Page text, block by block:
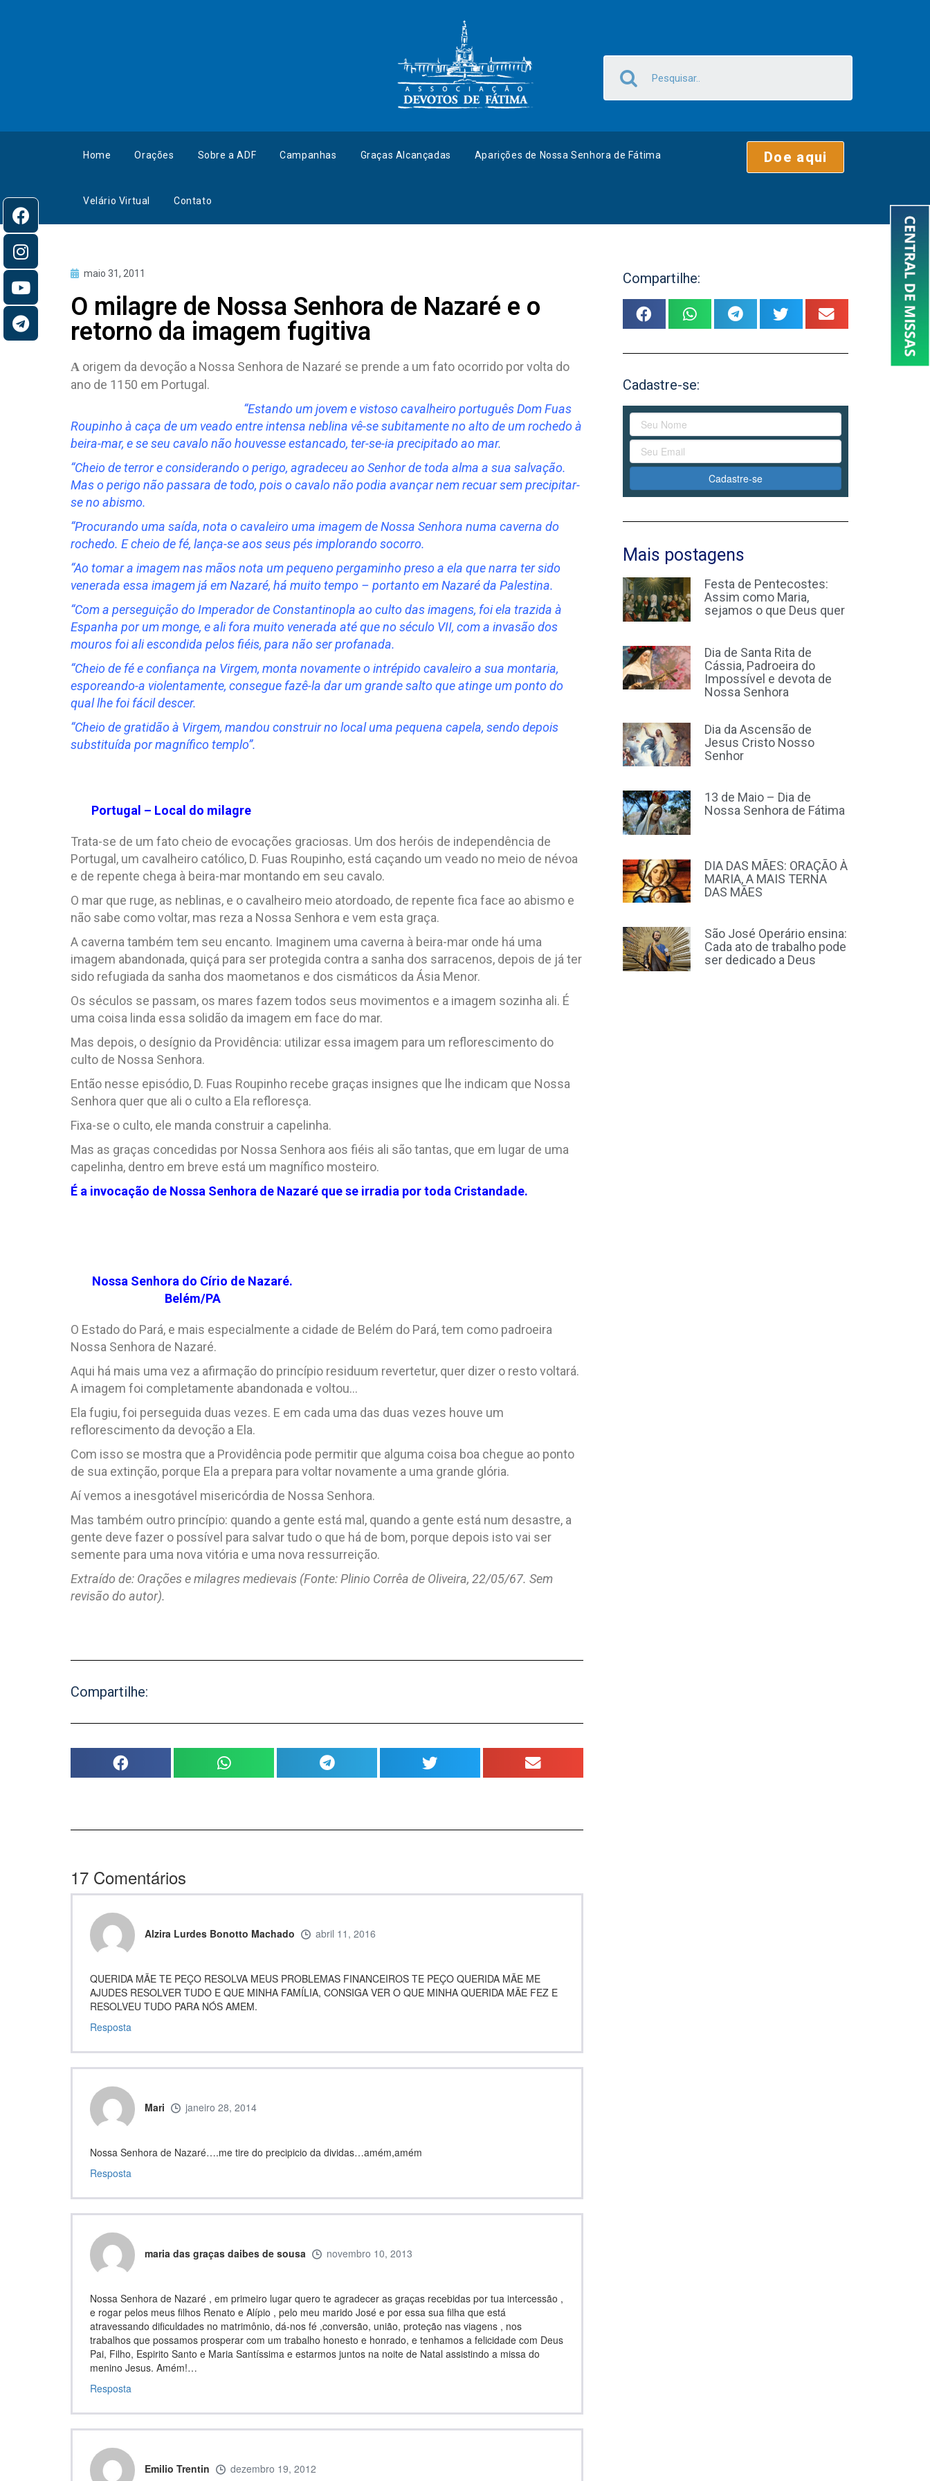
Home Orações Sobre a ADF Campanhas Graças Alcançadas Aparições de Nossa Senhora de Fátima
Velário Virtual Contato
Doe aqui
maio 31, 2011
O milagre de Nossa Senhora de Nazaré e o
retorno da imagem fugitiva
A origem da devoção a Nossa Senhora de Nazaré se prende a um fato ocorrido por volta do
ano de 1150 em Portugal.
“Estando um jovem e vistoso cavalheiro português Dom Fuas
Roupinho à caça de um veado entre intensa neblina vê-se subitamente no alto de um rochedo à
beira-mar, e se seu cavalo não houvesse estancado, ter-se-ia precipitado ao mar.
“Cheio de terror e considerando o perigo, agradeceu ao Senhor de toda alma a sua salvação.
Mas o perigo não passara de todo, pois o cavalo não podia avançar nem recuar sem precipitar-
se no abismo.
“Procurando uma saída, nota o cavaleiro uma imagem de Nossa Senhora numa caverna do
rochedo. E cheio de fé, lança-se aos seus pés implorando socorro.
“Ao tomar a imagem nas mãos nota um pequeno pergaminho preso a ela que narra ter sido
venerada essa imagem já em Nazaré, há muito tempo – portanto em Nazaré da Palestina.
“Com a perseguição do Imperador de Constantinopla ao culto das imagens, foi ela trazida à
Espanha por um monge, e ali fora muito venerada até que no século VII, com a invasão dos
mouros foi ali escondida pelos fiéis, para não ser profanada.
“Cheio de fé e confiança na Virgem, monta novamente o intrépido cavaleiro a sua montaria,
esporeando-a violentamente, consegue fazê-la dar um grande salto que atinge um ponto do
qual lhe foi fácil descer.
“Cheio de gratidão à Virgem, mandou construir no local uma pequena capela, sendo depois
substituída por magnífico templo”.
Portugal – Local do milagre
Trata-se de um fato cheio de evocações graciosas. Um dos heróis de independência de
Portugal, um cavalheiro católico, D. Fuas Roupinho, está caçando um veado no meio de névoa
e de repente chega à beira-mar montando em seu cavalo.
O mar que ruge, as neblinas, e o cavalheiro meio atordoado, de repente fica face ao abismo e
não sabe como voltar, mas reza a Nossa Senhora e vem esta graça.
A caverna também tem seu encanto. Imaginem uma caverna à beira-mar onde há uma
imagem abandonada, quiçá para ser protegida contra a sanha dos sarracenos, depois de já ter
sido refugiada da sanha dos maometanos e dos cismáticos da Ásia Menor.
Os séculos se passam, os mares fazem todos seus movimentos e a imagem sozinha ali. É
uma coisa linda essa solidão da imagem em face do mar.
Mas depois, o desígnio da Providência: utilizar essa imagem para um reflorescimento do
culto de Nossa Senhora.
Então nesse episódio, D. Fuas Roupinho recebe graças insignes que lhe indicam que Nossa
Senhora quer que ali o culto a Ela refloresça.
Fixa-se o culto, ele manda construir a capelinha.
Mas as graças concedidas por Nossa Senhora aos fiéis ali são tantas, que em lugar de uma
capelinha, dentro em breve está um magnífico mosteiro.
É a invocação de Nossa Senhora de Nazaré que se irradia por toda Cristandade.
Nossa Senhora do Círio de Nazaré.
Belém/PA
O Estado do Pará, e mais especialmente a cidade de Belém do Pará, tem como padroeira
Nossa Senhora de Nazaré.
Aqui há mais uma vez a afirmação do princípio residuum revertetur, quer dizer o resto voltará.
A imagem foi completamente abandonada e voltou…
Ela fugiu, foi perseguida duas vezes. E em cada uma das duas vezes houve um
reflorescimento da devoção a Ela.
Com isso se mostra que a Providência pode permitir que alguma coisa boa chegue ao ponto
de sua extinção, porque Ela a prepara para voltar novamente a uma grande glória.
Aí vemos a inesgotável misericórdia de Nossa Senhora.
Mas também outro princípio: quando a gente está mal, quando a gente está num desastre, a
gente deve fazer o possível para salvar tudo o que há de bom, porque depois isto vai ser
semente para uma nova vitória e uma nova ressurreição.
Extraído de: Orações e milagres medievais (Fonte: Plinio Corrêa de Oliveira, 22/05/67. Sem
revisão do autor).
Compartilhe:
17 Comentários
Alzira Lurdes Bonotto Machado abril 11, 2016
QUERIDA MÃE TE PEÇO RESOLVA MEUS PROBLEMAS FINANCEIROS TE PEÇO QUERIDA MÃE ME
AJUDES RESOLVER TUDO E QUE MINHA FAMÍLIA, CONSIGA VER O QUE MINHA QUERIDA MÃE FEZ E
RESOLVEU TUDO PARA NÓS AMEM.
Resposta
Mari janeiro 28, 2014
Nossa Senhora de Nazaré….me tire do precipicio da dividas…amém,amém
Resposta
maria das graças daibes de sousa novembro 10, 2013
Nossa Senhora de Nazaré , em primeiro lugar quero te agradecer as graças recebidas por tua intercessão ,
e rogar pelos meus filhos Renato e Alípio , pelo meu marido José e por essa sua filha que está
atravessando dificuldades no matrimônio, dá-nos fé ,conversão, união, proteção nas viagens , nos
trabalhos que possamos prosperar com um trabalho honesto e honrado, e tenhamos a felicidade com Deus
Pai, Filho, Espirito Santo e Maria Santíssima e estarmos juntos na noite de Natal assistindo a missa do
menino Jesus. Amém!…
Resposta
Emilio Trentin dezembro 19, 2012
Compartilhe:
Cadastre-se:
Cadastre-se
Mais postagens
Festa de Pentecostes:
Assim como Maria,
sejamos o que Deus quer
Dia de Santa Rita de
Cássia, Padroeira do
Impossível e devota de
Nossa Senhora
Dia da Ascensão de
Jesus Cristo Nosso
Senhor
13 de Maio – Dia de
Nossa Senhora de Fátima
DIA DAS MÃES: ORAÇÃO À
MARIA, A MAIS TERNA
DAS MÃES
São José Operário ensina:
Cada ato de trabalho pode
ser dedicado a Deus